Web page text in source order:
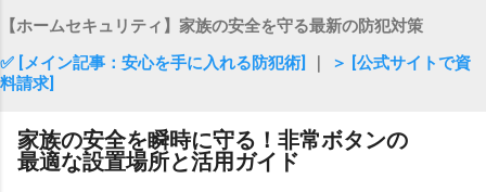
【ホームセキュリティ】家族の安全を守る最新の防犯対策
✅ [メイン記事：安心を手に入れる防犯術]
＞ [公式サイトで資
料請求]
家族の安全を瞬時に守る！非常ボタンの
最適な設置場所と活用ガイド